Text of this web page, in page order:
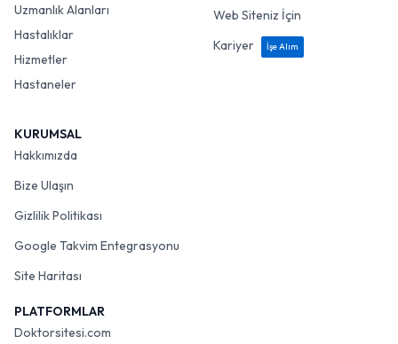
Uzmanlık Alanları
Hastalıklar
Hizmetler
Hastaneler
Web Siteniz İçin
Kariyer
İşe Alım
KURUMSAL
Hakkımızda
Bize Ulaşın
Gizlilik Politikası
Google Takvim Entegrasyonu
Site Haritası
PLATFORMLAR
Doktorsitesi.com